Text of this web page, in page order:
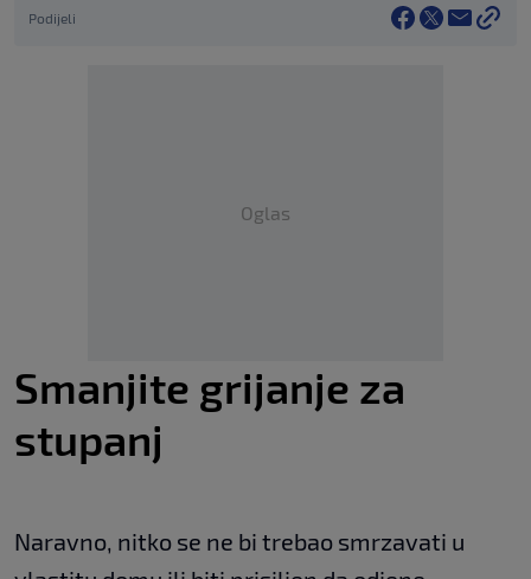
Podijeli
Oglas
Smanjite grijanje za
stupanj
Naravno, nitko se ne bi trebao smrzavati u